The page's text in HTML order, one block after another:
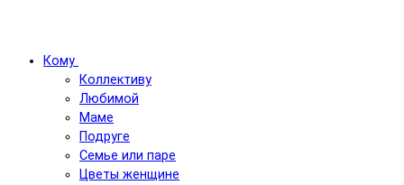
Кому
Коллективу
Любимой
Маме
Подруге
Семье или паре
Цветы женщине